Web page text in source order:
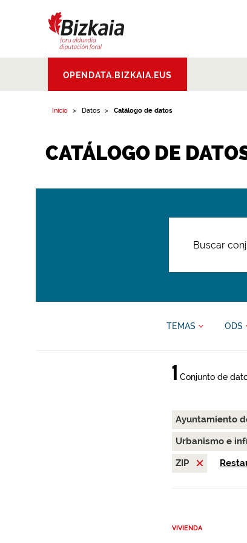
Aldundia.Diputacion
Foral de Bizkaia
OPENDATA.BIZKAIA.EUS
Inicio Datos Catálogo de datos
CATÁLOGO DE
TEMAS ODS
1 Conjunto de
Ayuntamiento
Urbanismo e
ZIP
VIVIENDA